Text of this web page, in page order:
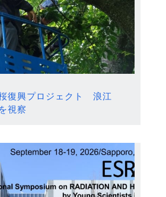
復興プロジェクト 浪江
視察